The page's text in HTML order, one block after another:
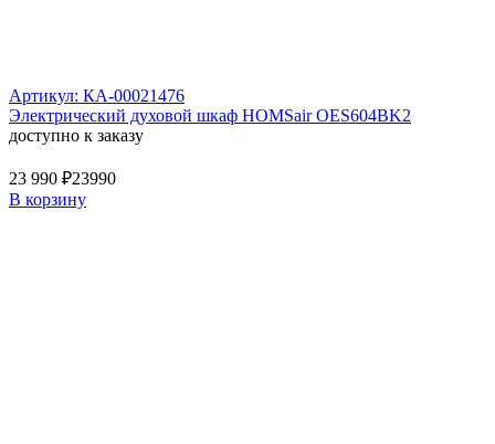
Артикул: КА-00021476
Электрический духовой шкаф HOMSair OES604BK2
доступно к заказу
23 990 ₽23990
В корзину